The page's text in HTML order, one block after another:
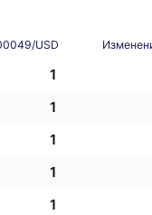
USD
1
1
1
1
1